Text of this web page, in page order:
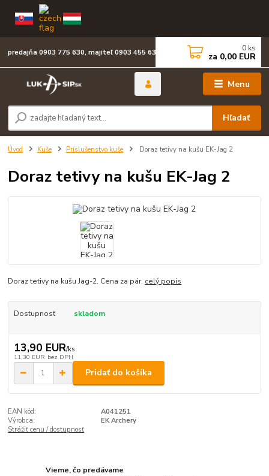
Menu
Hľadať
predajňa 0903 775 630, majiteľ 0903 455 630 0 ks
za 0,00 EUR
Úvod Kuše Príslušenstvo kuše Doraz tetivy na kušu EK-Jag 2
Doraz tetivy na kušu EK-Jag 2
Doraz tetivy na kušu Jag-2. Cena za pár. celý popis
Dostupnosť skladom
13,90 EUR/ks
11,30 EUR bez DPH
Pridať do košíka
EAN kód:
A041251
Výrobca:
EK Archery
Strážiť cenu / dostupnosť
Vieme, čo predávame